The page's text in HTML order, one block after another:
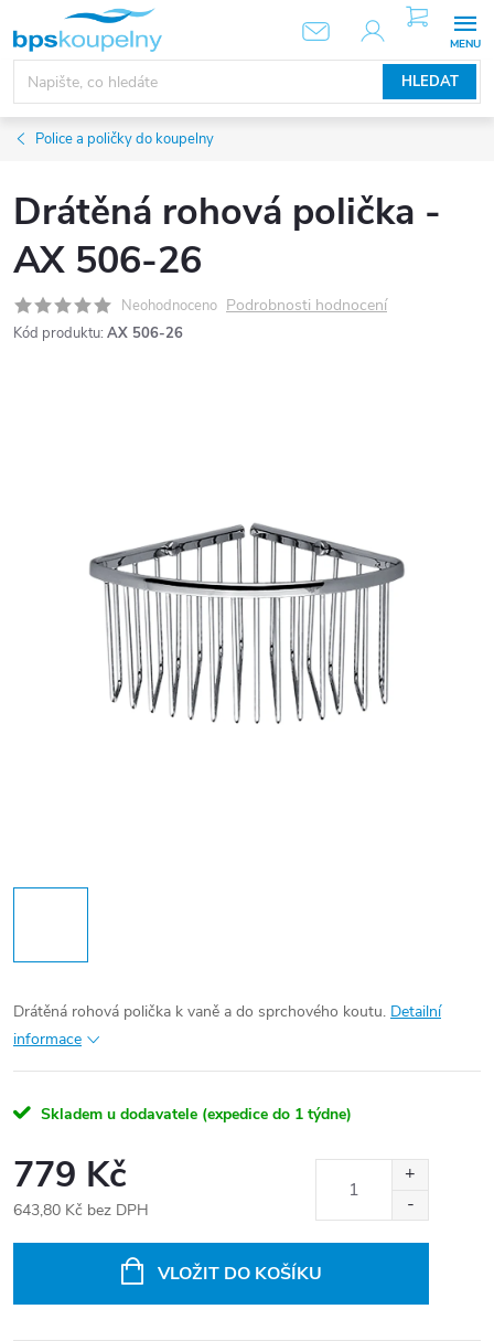
obsah
HLEDAT
NÁKUPNÍ
KOŠÍK
Police a poličky do koupelny
Drátěná rohová polička -
AX 506-26
Neohodnoceno Podrobnosti hodnocení
Kód produktu: AX 506-26
Drátěná rohová polička k vaně a do sprchového koutu. Detailní
informace
Skladem u dodavatele (expedice do 1 týdne)
779 Kč
643,80 Kč bez DPH
VLOŽIT DO KOŠÍKU